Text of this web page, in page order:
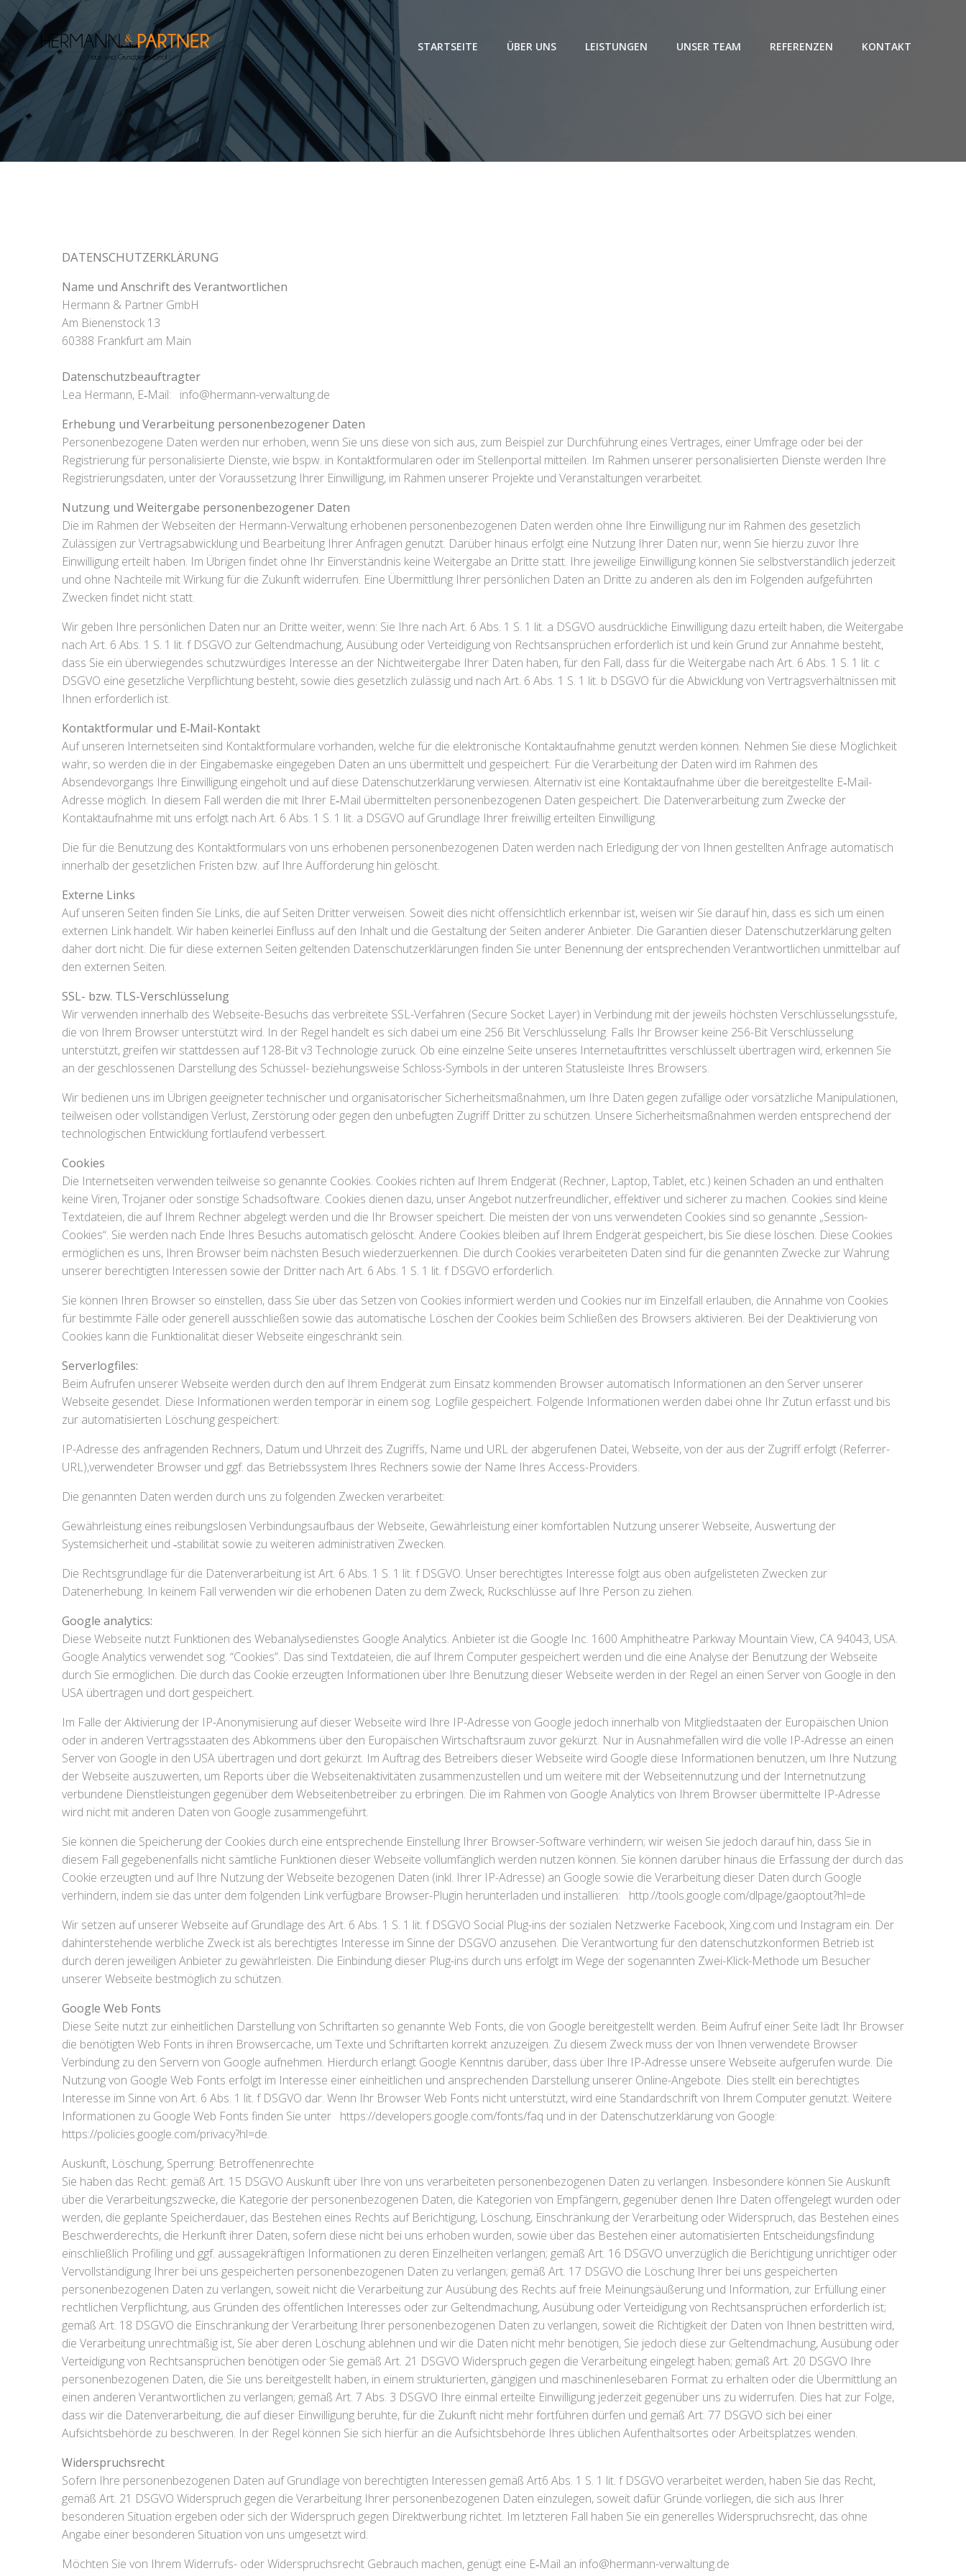
Zum
Inhalt
springen
STARTSEITE ÜBER UNS LEISTUNGEN UNSER TEAM REFERENZEN KONTAKT
DATENSCHUTZERKLÄRUNG
Name und Anschrift des Verantwortlichen
Hermann & Partner GmbH
Am Bienenstock 13
60388 Frankfurt am Main
Datenschutzbeauftragter
Lea Hermann, E‑Mail:
info@hermann-verwaltung.de
Erhebung und Verarbeitung personenbezogener Daten
Personenbezogene Daten werden nur erhoben, wenn Sie uns diese von sich aus, zum Beispiel zur Durchführung eines Vertrages, einer Umfrage oder bei der
Registrierung für personalisierte Dienste, wie bspw. in Kontaktformularen oder im Stellenportal mitteilen. Im Rahmen unserer personalisierten Dienste werden Ihre
Registrierungsdaten, unter der Voraussetzung Ihrer Einwilligung, im Rahmen unserer Projekte und Veranstaltungen verarbeitet.
Nutzung und Weitergabe personenbezogener Daten
Die im Rahmen der Webseiten der Hermann-Verwaltung erhobenen personenbezogenen Daten werden ohne Ihre Einwilligung nur im Rahmen des gesetzlich
Zulässigen zur Vertragsabwicklung und Bearbeitung Ihrer Anfragen genutzt. Darüber hinaus erfolgt eine Nutzung Ihrer Daten nur, wenn Sie hierzu zuvor Ihre
Einwilligung erteilt haben. Im Übrigen findet ohne Ihr Einverständnis keine Weitergabe an Dritte statt. Ihre jeweilige Einwilligung können Sie selbstverständlich jederzeit
und ohne Nachteile mit Wirkung für die Zukunft widerrufen. Eine Übermittlung Ihrer persönlichen Daten an Dritte zu anderen als den im Folgenden aufgeführten
Zwecken findet nicht statt.
Wir geben Ihre persönlichen Daten nur an Dritte weiter, wenn: Sie Ihre nach Art. 6 Abs. 1 S. 1 lit. a DSGVO ausdrückliche Einwilligung dazu erteilt haben, die Weitergabe
nach Art. 6 Abs. 1 S. 1 lit. f DSGVO zur Geltendmachung, Ausübung oder Verteidigung von Rechtsansprüchen erforderlich ist und kein Grund zur Annahme besteht,
dass Sie ein überwiegendes schutzwürdiges Interesse an der Nichtweitergabe Ihrer Daten haben, für den Fall, dass für die Weitergabe nach Art. 6 Abs. 1 S. 1 lit. c
DSGVO eine gesetzliche Verpflichtung besteht, sowie dies gesetzlich zulässig und nach Art. 6 Abs. 1 S. 1 lit. b DSGVO für die Abwicklung von Vertragsverhältnissen mit
Ihnen erforderlich ist.
Kontaktformular und E‑Mail-Kontakt
Auf unseren Internetseiten sind Kontaktformulare vorhanden, welche für die elektronische Kontaktaufnahme genutzt werden können. Nehmen Sie diese Möglichkeit
wahr, so werden die in der Eingabemaske eingegeben Daten an uns übermittelt und gespeichert. Für die Verarbeitung der Daten wird im Rahmen des
Absendevorgangs Ihre Einwilligung eingeholt und auf diese Datenschutzerklärung verwiesen. Alternativ ist eine Kontaktaufnahme über die bereitgestellte E‑Mail-
Adresse möglich. In diesem Fall werden die mit Ihrer E‑Mail übermittelten personenbezogenen Daten gespeichert. Die Datenverarbeitung zum Zwecke der
Kontaktaufnahme mit uns erfolgt nach Art. 6 Abs. 1 S. 1 lit. a DSGVO auf Grundlage Ihrer freiwillig erteilten Einwilligung.
Die für die Benutzung des Kontaktformulars von uns erhobenen personenbezogenen Daten werden nach Erledigung der von Ihnen gestellten Anfrage automatisch
innerhalb der gesetzlichen Fristen bzw. auf Ihre Aufforderung hin gelöscht.
Externe Links
Auf unseren Seiten finden Sie Links, die auf Seiten Dritter verweisen. Soweit dies nicht offensichtlich erkennbar ist, weisen wir Sie darauf hin, dass es sich um einen
externen Link handelt. Wir haben keinerlei Einfluss auf den Inhalt und die Gestaltung der Seiten anderer Anbieter. Die Garantien dieser Datenschutzerklärung gelten
daher dort nicht. Die für diese externen Seiten geltenden Datenschutzerklärungen finden Sie unter Benennung der entsprechenden Verantwortlichen unmittelbar auf
den externen Seiten.
SSL- bzw. TLS-Verschlüsselung
Wir verwenden innerhalb des Webseite-Besuchs das verbreitete SSL-Verfahren (Secure Socket Layer) in Verbindung mit der jeweils höchsten Verschlüsselungsstufe,
die von Ihrem Browser unterstützt wird. In der Regel handelt es sich dabei um eine 256 Bit Verschlüsselung. Falls Ihr Browser keine 256-Bit Verschlüsselung
unterstützt, greifen wir stattdessen auf 128-Bit v3 Technologie zurück. Ob eine einzelne Seite unseres Internetauftrittes verschlüsselt übertragen wird, erkennen Sie
an der geschlossenen Darstellung des Schüssel- beziehungsweise Schloss-Symbols in der unteren Statusleiste Ihres Browsers.
Wir bedienen uns im Übrigen geeigneter technischer und organisatorischer Sicherheitsmaßnahmen, um Ihre Daten gegen zufällige oder vorsätzliche Manipulationen,
teilweisen oder vollständigen Verlust, Zerstörung oder gegen den unbefugten Zugriff Dritter zu schützen. Unsere Sicherheitsmaßnahmen werden entsprechend der
technologischen Entwicklung fortlaufend verbessert.
Cookies
Die Internetseiten verwenden teilweise so genannte Cookies. Cookies richten auf Ihrem Endgerät (Rechner, Laptop, Tablet, etc.) keinen Schaden an und enthalten
keine Viren, Trojaner oder sonstige Schadsoftware. Cookies dienen dazu, unser Angebot nutzerfreundlicher, effektiver und sicherer zu machen. Cookies sind kleine
Textdateien, die auf Ihrem Rechner abgelegt werden und die Ihr Browser speichert. Die meisten der von uns verwendeten Cookies sind so genannte „Session-
Cookies“. Sie werden nach Ende Ihres Besuchs automatisch gelöscht. Andere Cookies bleiben auf Ihrem Endgerät gespeichert, bis Sie diese löschen. Diese Cookies
ermöglichen es uns, Ihren Browser beim nächsten Besuch wiederzuerkennen. Die durch Cookies verarbeiteten Daten sind für die genannten Zwecke zur Wahrung
unserer berechtigten Interessen sowie der Dritter nach Art. 6 Abs. 1 S. 1 lit. f DSGVO erforderlich.
Sie können Ihren Browser so einstellen, dass Sie über das Setzen von Cookies informiert werden und Cookies nur im Einzelfall erlauben, die Annahme von Cookies
für bestimmte Fälle oder generell ausschließen sowie das automatische Löschen der Cookies beim Schließen des Browsers aktivieren. Bei der Deaktivierung von
Cookies kann die Funktionalität dieser Webseite eingeschränkt sein.
Serverlogfiles:
Beim Aufrufen unserer Webseite werden durch den auf Ihrem Endgerät zum Einsatz kommenden Browser automatisch Informationen an den Server unserer
Webseite gesendet. Diese Informationen werden temporär in einem sog. Logfile gespeichert. Folgende Informationen werden dabei ohne Ihr Zutun erfasst und bis
zur automatisierten Löschung gespeichert:
IP-Adresse des anfragenden Rechners, Datum und Uhrzeit des Zugriffs, Name und URL der abgerufenen Datei, Webseite, von der aus der Zugriff erfolgt (Referrer-
URL),verwendeter Browser und ggf. das Betriebssystem Ihres Rechners sowie der Name Ihres Access-Providers.
Die genannten Daten werden durch uns zu folgenden Zwecken verarbeitet:
Gewährleistung eines reibungslosen Verbindungsaufbaus der Webseite, Gewährleistung einer komfortablen Nutzung unserer Webseite, Auswertung der
Systemsicherheit und ‑stabilität sowie zu weiteren administrativen Zwecken.
Die Rechtsgrundlage für die Datenverarbeitung ist Art. 6 Abs. 1 S. 1 lit. f DSGVO. Unser berechtigtes Interesse folgt aus oben aufgelisteten Zwecken zur
Datenerhebung. In keinem Fall verwenden wir die erhobenen Daten zu dem Zweck, Rückschlüsse auf Ihre Person zu ziehen.
Google analytics:
Diese Webseite nutzt Funktionen des Webanalysedienstes Google Analytics. Anbieter ist die Google Inc. 1600 Amphitheatre Parkway Mountain View, CA 94043, USA.
Google Analytics verwendet sog. “Cookies”. Das sind Textdateien, die auf Ihrem Computer gespeichert werden und die eine Analyse der Benutzung der Webseite
durch Sie ermöglichen. Die durch das Cookie erzeugten Informationen über Ihre Benutzung dieser Webseite werden in der Regel an einen Server von Google in den
USA übertragen und dort gespeichert.
Im Falle der Aktivierung der IP-Anonymisierung auf dieser Webseite wird Ihre IP-Adresse von Google jedoch innerhalb von Mitgliedstaaten der Europäischen Union
oder in anderen Vertragsstaaten des Abkommens über den Europäischen Wirtschaftsraum zuvor gekürzt. Nur in Ausnahmefällen wird die volle IP-Adresse an einen
Server von Google in den USA übertragen und dort gekürzt. Im Auftrag des Betreibers dieser Webseite wird Google diese Informationen benutzen, um Ihre Nutzung
der Webseite auszuwerten, um Reports über die Webseitenaktivitäten zusammenzustellen und um weitere mit der Webseitennutzung und der Internetnutzung
verbundene Dienstleistungen gegenüber dem Webseitenbetreiber zu erbringen. Die im Rahmen von Google Analytics von Ihrem Browser übermittelte IP-Adresse
wird nicht mit anderen Daten von Google zusammengeführt.
Sie können die Speicherung der Cookies durch eine entsprechende Einstellung Ihrer Browser-Software verhindern; wir weisen Sie jedoch darauf hin, dass Sie in
diesem Fall gegebenenfalls nicht sämtliche Funktionen dieser Webseite vollumfänglich werden nutzen können. Sie können darüber hinaus die Erfassung der durch das
Cookie erzeugten und auf Ihre Nutzung der Webseite bezogenen Daten (inkl. Ihrer IP-Adresse) an Google sowie die Verarbeitung dieser Daten durch Google
verhindern, indem sie das unter dem folgenden Link verfügbare Browser-Plugin herunterladen und installieren:
http://tools.google.com/dlpage/gaoptout?hl=de
Wir setzen auf unserer Webseite auf Grundlage des Art. 6 Abs. 1 S. 1 lit. f DSGVO Social Plug-ins der sozialen Netzwerke Facebook, Xing.com und Instagram ein. Der
dahinterstehende werbliche Zweck ist als berechtigtes Interesse im Sinne der DSGVO anzusehen. Die Verantwortung für den datenschutzkonformen Betrieb ist
durch deren jeweiligen Anbieter zu gewährleisten. Die Einbindung dieser Plug-ins durch uns erfolgt im Wege der sogenannten Zwei-Klick-Methode um Besucher
unserer Webseite bestmöglich zu schützen.
Google Web Fonts
Diese Seite nutzt zur einheitlichen Darstellung von Schriftarten so genannte Web Fonts, die von Google bereitgestellt werden. Beim Aufruf einer Seite lädt Ihr Browser
die benötigten Web Fonts in ihren Browsercache, um Texte und Schriftarten korrekt anzuzeigen. Zu diesem Zweck muss der von Ihnen verwendete Browser
Verbindung zu den Servern von Google aufnehmen. Hierdurch erlangt Google Kenntnis darüber, dass über Ihre IP-Adresse unsere Webseite aufgerufen wurde. Die
Nutzung von Google Web Fonts erfolgt im Interesse einer einheitlichen und ansprechenden Darstellung unserer Online-Angebote. Dies stellt ein berechtigtes
Interesse im Sinne von Art. 6 Abs. 1 lit. f DSGVO dar. Wenn Ihr Browser Web Fonts nicht unterstützt, wird eine Standardschrift von Ihrem Computer genutzt. Weitere
Informationen zu Google Web Fonts finden Sie unter https://developers.google.com/fonts/faq und in der Datenschutzerklärung von Google:
https://policies.google.com/privacy?hl=de.
Auskunft, Löschung, Sperrung: Betroffenenrechte
Sie haben das Recht: gemäß Art. 15 DSGVO Auskunft über Ihre von uns verarbeiteten personenbezogenen Daten zu verlangen. Insbesondere können Sie Auskunft
über die Verarbeitungszwecke, die Kategorie der personenbezogenen Daten, die Kategorien von Empfängern, gegenüber denen Ihre Daten offengelegt wurden oder
werden, die geplante Speicherdauer, das Bestehen eines Rechts auf Berichtigung, Löschung, Einschränkung der Verarbeitung oder Widerspruch, das Bestehen eines
Beschwerderechts, die Herkunft ihrer Daten, sofern diese nicht bei uns erhoben wurden, sowie über das Bestehen einer automatisierten Entscheidungsfindung
einschließlich Profiling und ggf. aussagekräftigen Informationen zu deren Einzelheiten verlangen; gemäß Art. 16 DSGVO unverzüglich die Berichtigung unrichtiger oder
Vervollständigung Ihrer bei uns gespeicherten personenbezogenen Daten zu verlangen; gemäß Art. 17 DSGVO die Löschung Ihrer bei uns gespeicherten
personenbezogenen Daten zu verlangen, soweit nicht die Verarbeitung zur Ausübung des Rechts auf freie Meinungsäußerung und Information, zur Erfüllung einer
rechtlichen Verpflichtung, aus Gründen des öffentlichen Interesses oder zur Geltendmachung, Ausübung oder Verteidigung von Rechtsansprüchen erforderlich ist;
gemäß Art. 18 DSGVO die Einschränkung der Verarbeitung Ihrer personenbezogenen Daten zu verlangen, soweit die Richtigkeit der Daten von Ihnen bestritten wird,
die Verarbeitung unrechtmäßig ist, Sie aber deren Löschung ablehnen und wir die Daten nicht mehr benötigen, Sie jedoch diese zur Geltendmachung, Ausübung oder
Verteidigung von Rechtsansprüchen benötigen oder Sie gemäß Art. 21 DSGVO Widerspruch gegen die Verarbeitung eingelegt haben; gemäß Art. 20 DSGVO Ihre
personenbezogenen Daten, die Sie uns bereitgestellt haben, in einem strukturierten, gängigen und maschinenlesebaren Format zu erhalten oder die Übermittlung an
einen anderen Verantwortlichen zu verlangen; gemäß Art. 7 Abs. 3 DSGVO Ihre einmal erteilte Einwilligung jederzeit gegenüber uns zu widerrufen. Dies hat zur Folge,
dass wir die Datenverarbeitung, die auf dieser Einwilligung beruhte, für die Zukunft nicht mehr fortführen dürfen und gemäß Art. 77 DSGVO sich bei einer
Aufsichtsbehörde zu beschweren. In der Regel können Sie sich hierfür an die Aufsichtsbehörde Ihres üblichen Aufenthaltsortes oder Arbeitsplatzes wenden.
Widerspruchsrecht
Sofern Ihre personenbezogenen Daten auf Grundlage von berechtigten Interessen gemäß Art6 Abs. 1 S. 1 lit. f DSGVO verarbeitet werden, haben Sie das Recht,
gemäß Art. 21 DSGVO Widerspruch gegen die Verarbeitung Ihrer personenbezogenen Daten einzulegen, soweit dafür Gründe vorliegen, die sich aus Ihrer
besonderen Situation ergeben oder sich der Widerspruch gegen Direktwerbung richtet. Im letzteren Fall haben Sie ein generelles Widerspruchsrecht, das ohne
Angabe einer besonderen Situation von uns umgesetzt wird.
Möchten Sie von Ihrem Widerrufs- oder Widerspruchsrecht Gebrauch machen, genügt eine E‑Mail an info@hermann-verwaltung.de